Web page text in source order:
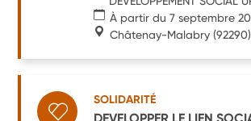
À partir du 7 septembre
Châtenay-Malabry (92290)
SOLIDARITÉ
DEVELOPPER LE LIEN